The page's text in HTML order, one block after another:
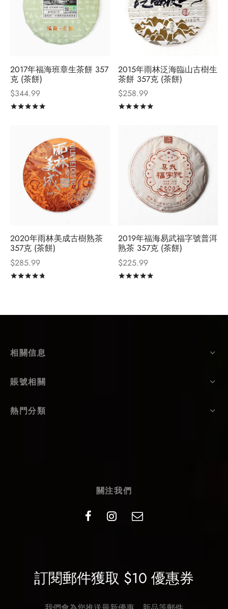
2017年福海班章生茶餅 357
克 (茶餅)
$344.99
2015年雨林泛海臨山古樹生
茶餅 357克 (茶餅)
$258.99
2020年雨林美成古樹熟茶
357克 (茶餅)
$285.99
2019年福海易武福字號普洱
熟茶 357克 (茶餅)
$225.99
相關信息
賬號相關
熱門分類
關注我們
訂閱郵件獲取 $10 優惠券